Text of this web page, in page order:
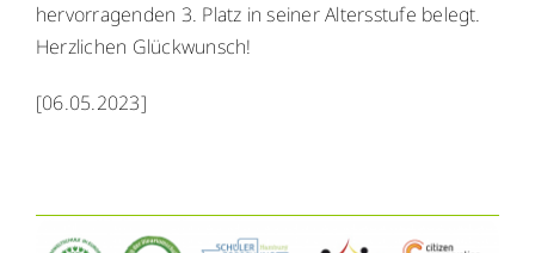
WebUntis
Schuldock
hervorragenden 3. Platz in seiner Altersstufe belegt.
Herzlichen Glückwunsch!
[06.05.2023]